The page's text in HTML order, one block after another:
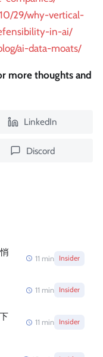
29/why-vertical-
in-ai/
ai-data-moats/
more thoughts and
LinkedIn
Discord
11 min Insider
11 min Insider
11 min Insider